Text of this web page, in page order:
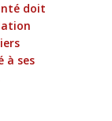
doit
à ses